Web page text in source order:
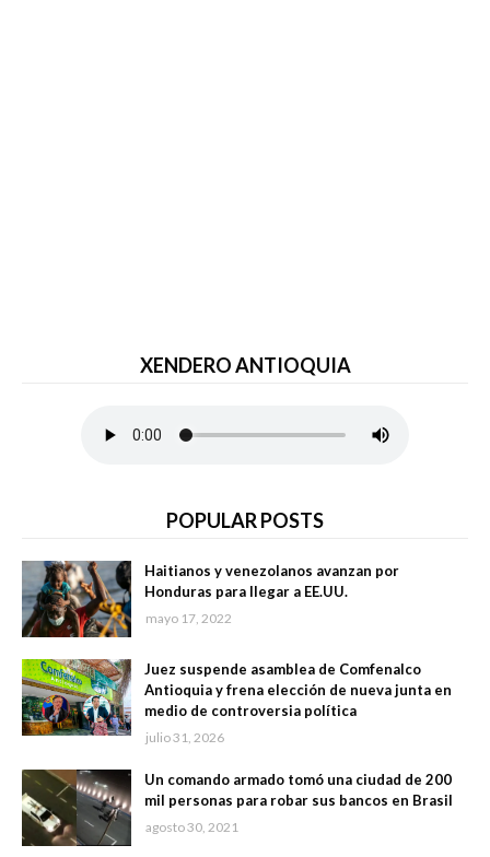
XENDERO ANTIOQUIA
POPULAR POSTS
Haitianos y venezolanos avanzan por
Honduras para llegar a EE.UU.
mayo 17, 2022
Juez suspende asamblea de Comfenalco
Antioquia y frena elección de nueva junta en
medio de controversia política
julio 31, 2026
Un comando armado tomó una ciudad de 200
mil personas para robar sus bancos en Brasil
agosto 30, 2021